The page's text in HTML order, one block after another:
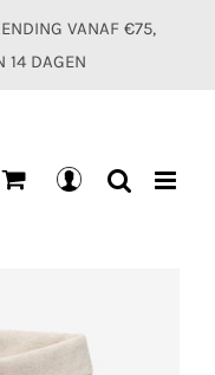
VANAF €75,
14 DAGEN